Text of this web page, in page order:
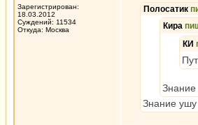
Зарегистрирован:
18.03.2012
Суждений: 11534
Откуда: Москва
Полосатик
Кира
КИ
Знание
Знание